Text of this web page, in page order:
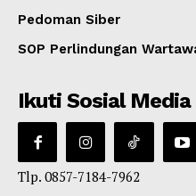
Pedoman Siber
SOP Perlindungan
Ikuti Sosial Media
Tlp. 0857-7184-7962